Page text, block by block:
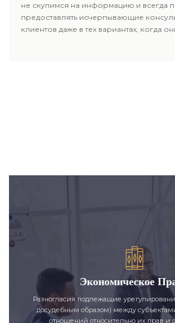
не скупимся на информацию и всегда
предоставлять исчерпывающие
клиентов даже в тех вариантах, когда
пользовались юридическими услугами
Экономическое
Разногласия подлежащие
досудебным образом) между
отношений относительно их прав и